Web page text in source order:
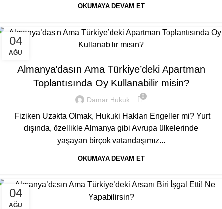
OKUMAYA DEVAM ET
04
AĞUGENEL
Almanya’dasın Ama Türkiye’deki Apartman
Toplantısında Oy Kullanabilir misin?
Damar Hukuk 0
Fiziken Uzakta Olmak, Hukuki Hakları Engeller mi? Yurt
dışında, özellikle Almanya gibi Avrupa ülkelerinde
yaşayan birçok vatandaşımız...
OKUMAYA DEVAM ET
04
AĞUGENEL